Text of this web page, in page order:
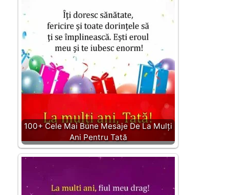
100+ Cele Mai Bune Mesaje De La Mulți
Ani Pentru Tată